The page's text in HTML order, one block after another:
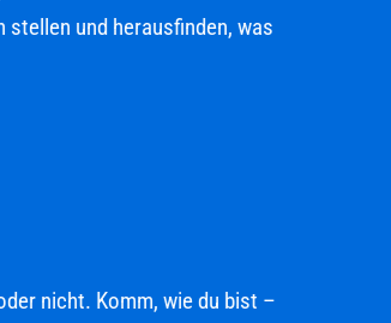
und herausfinden, was
nicht. Komm, wie du bist –